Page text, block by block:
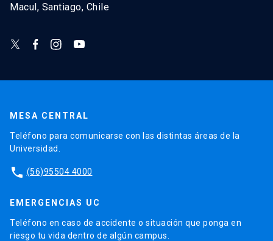
Macul, Santiago, Chile
MESA CENTRAL
Teléfono para comunicarse con las distintas áreas de la
Universidad.
phone (56)95504 4000
EMERGENCIAS UC
Teléfono en caso de accidente o situación que ponga en
riesgo tu vida dentro de algún campus.